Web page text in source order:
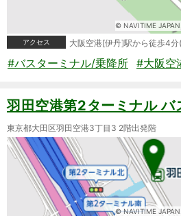
© NAVITIME
アクセス
大阪空港[伊丹]駅から徒歩4分
#バスターミナル/乗降所 #大阪空
羽田空港第2ターミナル バ
東京都大田区羽田空港3丁目3 2階出発階
© NAVITIME